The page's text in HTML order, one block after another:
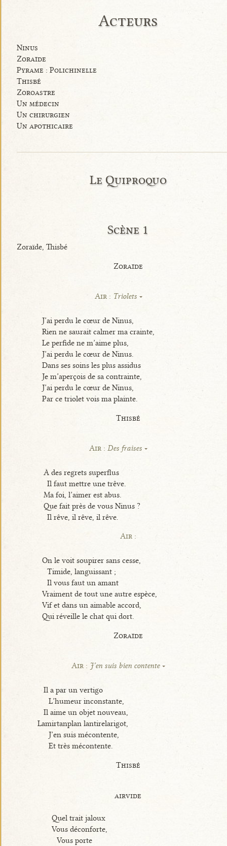
Acteurs
Ninus
Zoraïde
Pyrame : Polichinelle
Thisbé
Zoroastre
Un médecin
Un chirurgien
Un apothicaire
Le Quiproquo
Scène 1
Zoraïde, Thisbé
Zoraïde
Air : Triolets
J’ai perdu le cœur de Ninus,
Rien ne saurait calmer ma crainte,
Le perfide ne m’aime plus,
J’ai perdu le cœur de Ninus.
Dans ses soins les plus assidus
Je m’aperçois de sa contrainte,
J’ai perdu le cœur de Ninus,
Par ce triolet vois ma plainte.
Thisbé
Air :Des fraises
À des regrets superflus
Il faut mettre une trêve.
Ma foi, l’aimer est abus.
Que fait près de vous Ninus ?
Il rêve, il rêve, il rêve.
Air :
On le voit soupirer sans cesse,
Timide, languissant ;
Il vous faut un amant
Vraiment de tout une autre espèce,
Vif et dans un aimable accord,
Qui réveille le chat qui dort.
Zoraïde
Air : J’en suis bien contente
Il a par un vertigo
L’humeur inconstante,
Il aime un objet nouveau,
Lamirtanplan lantirelarigot,
J’en suis mécontente,
Et très mécontente.
Thisbé
airvide
Quel trait jaloux
Vous déconforte,
Vous porte